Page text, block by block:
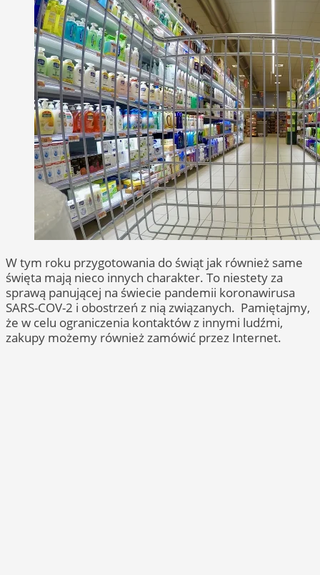
W tym roku przygotowania do świąt jak również same
święta mają nieco innych charakter. To niestety za
sprawą panującej na świecie pandemii koronawirusa
SARS-COV-2 i obostrzeń z nią związanych. Pamiętajmy,
że w celu ograniczenia kontaktów z innymi ludźmi,
zakupy możemy również zamówić przez Internet.